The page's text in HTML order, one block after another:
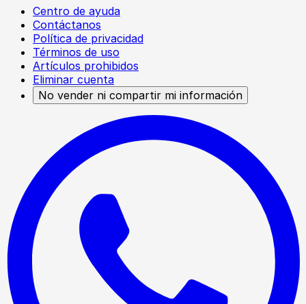
Centro de ayuda
Contáctanos
Política de privacidad
Términos de uso
Artículos prohibidos
Eliminar cuenta
No vender ni compartir mi información